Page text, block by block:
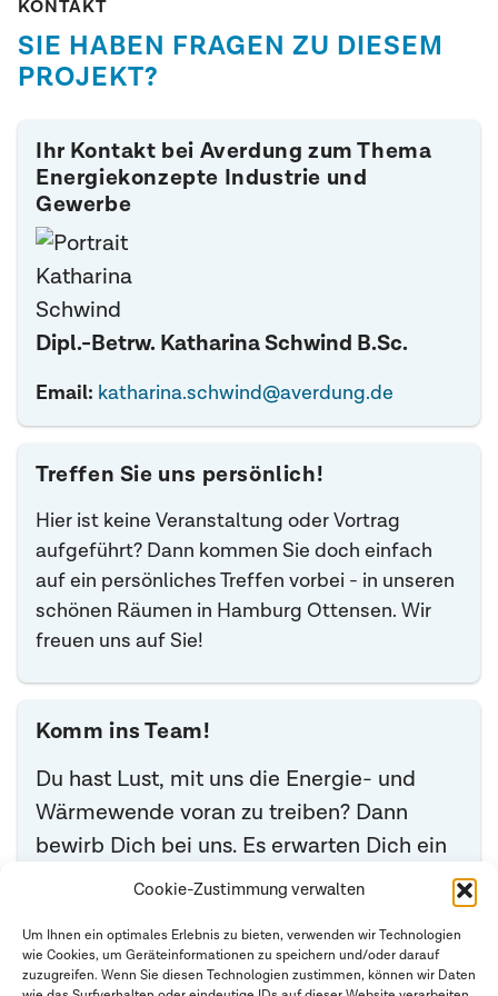
Cookie-Zustimmung verwalten
Um Ihnen ein optimales Erlebnis zu bieten, verwenden wir Technologien
wie Cookies, um Geräteinformationen zu speichern und/oder darauf
zuzugreifen. Wenn Sie diesen Technologien zustimmen, können wir Daten
Variantenvergleich und Kostenanalyse:
Gegenüberstellung der Szenarien mittels
KONTAKT
SIE HABEN FRAGEN ZU DIESEM
PROJEKT?
Ihr Kontakt bei Averdung zum Thema
Energiekonzepte Industrie und
Gewerbe
Dipl.-Betrw. Katharina Schwind B.Sc.
Email: katharina.schwind@averdung.de
Treffen Sie uns persönlich!
Hier ist keine Veranstaltung oder Vortrag
aufgeführt? Dann kommen Sie doch einfach
auf ein persönliches Treffen vorbei - in unseren
schönen Räumen in Hamburg Ottensen. Wir
freuen uns auf Sie!
Komm ins Team!
Du hast Lust, mit uns die Energie- und
Wärmewende voran zu treiben? Dann
bewirb Dich bei uns. Es erwarten Dich ein
motiviertes Team und viele spannende
Bitte schicke Deine Bewerbung an: